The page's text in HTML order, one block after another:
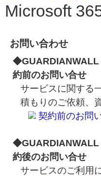
Microsoft
お問い合わせ
◆GUARDIANWALL
約前のお問い合せ
サービスに関する
積もりのご依頼、
契約前のお問
◆GUARDIANWALL
約後のお問い合せ
サービスのご利用